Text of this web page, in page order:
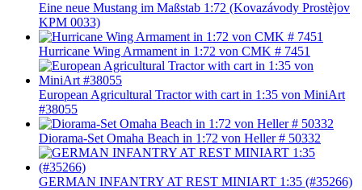
Eine neue Mustang im Maßstab 1:72 (Kovazávody Prostèjov
KPM 0033)
Hurricane Wing Armament in 1:72 von CMK # 7451
European Agricultural Tractor with cart in 1:35 von MiniArt
#38055
Diorama-Set Omaha Beach in 1:72 von Heller # 50332
GERMAN INFANTRY AT REST MINIART 1:35 (#35266)